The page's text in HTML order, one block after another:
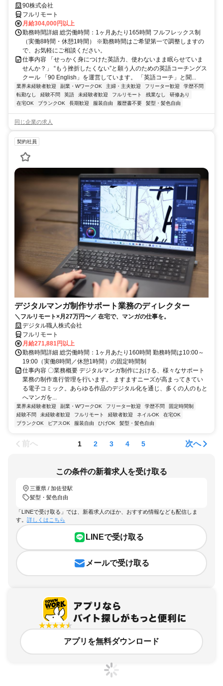
90株式会社
フルリモート
月給304,000円以上
勤務時間詳細 総労働時間：1ヶ月あたり165時間 フルフレックス制
（実働8時間・休憩1時間） ※勤務時間はご希望第一で調整しますの
で、お気軽にご相談ください。
仕事内容 「せっかく身につけた英語力、使わないまま眠らせていま
せんか？」 “もう挫折したくない”と願う人のための英語コーチングス
クール 「90 English」を運営しています。 「英語コーチ」と聞...
業界未経験者歓迎 副業・WワークOK 主婦・主夫歓迎 フリーター歓迎
学歴不問
転勤なし
経験不問 英語 未経験者歓迎 フルリモート 残業なし
研修あり
在宅OK
ブランクOK 長期歓迎 服装自由 履歴書不要 髪型・髪色自由
同じ企業の求人
契約社員
デジタルマンガ制作サポート業務のディレクター
＼フルリモート×月27万円〜／ 在宅で、マンガの仕事を。
デジタル職人株式会社
フルリモート
月給271,881円以上
勤務時間詳細 総労働時間：1ヶ月あたり160時間 勤務時間は10:00～
19:00（実働8時間／休憩1時間）の固定時間制
仕事内容 〇業務概要 デジタルマンガ制作における、様々なサポート
業務の制作進行管理を行います。 ますますニーズが高まってきてい
る電子コミック。あらゆる作品のデジタル化を通じ、多くの人のもと
へマンガを...
業界未経験者歓迎 副業・WワークOK フリーター歓迎 学歴不問
固定時間制
経験不問
未経験者歓迎 フルリモート 経験者歓迎 ネイルOK
在宅OK
ブランクOK
ピアスOK 服装自由 ひげOK 髪型・髪色自由
前へ 1 2 3 4 5 次へ
この条件の新着求人を受け取る
三重県 / 加佐登駅
髪型・髪色自由
「LINEで受け取る」では、新着求人のほか、おすすめ情報なども配信しま
す。 詳しくはこちら
LINEで受け取る
メールで受け取る
アプリを無料ダウンロード